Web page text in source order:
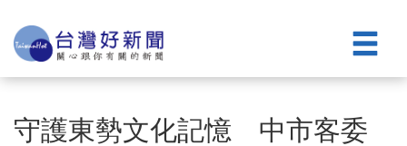
守護東勢文化記憶 中市客委